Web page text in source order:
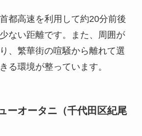
都高速を利用して約20分前後
ない距離です。また、周囲が
、繁華街の喧騒から離れて選
る環境が整っています。
ーオータニ（千代田区紀尾